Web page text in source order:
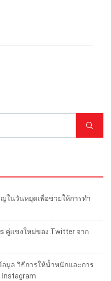
ในวันหยุดเพื่อช่วยให้การทำ
คู่แข่งใหม่ของ Twitter จาก
อมูล วิธีการให้น้ำหนักและการ